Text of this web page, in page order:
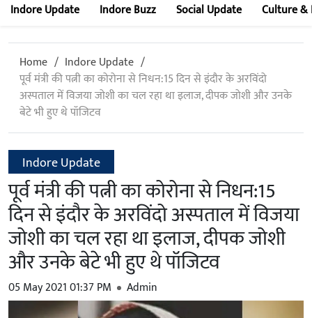
Indore Update Indore Buzz Social Update Culture &
Home
Indore Update
पूर्व मंत्री की पत्नी का कोरोना से निधन:15 दिन से इंदौर के अरविंदो
अस्पताल में विजया जोशी का चल रहा था इलाज, दीपक जोशी और उनके
बेटे भी हुए थे पॉजिटव
Indore Update
पूर्व मंत्री की पत्नी का कोरोना से निधन:15
दिन से इंदौर के अरविंदो अस्पताल में विजया
जोशी का चल रहा था इलाज, दीपक जोशी
और उनके बेटे भी हुए थे पॉजिटव
05 May 2021 01:37 PM Admin